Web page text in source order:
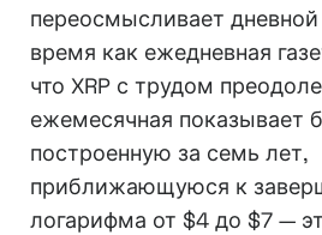
переосмысливает
время как ежедневная
что XRP с трудом
ежемесячная показывает
построенную за семь лет,
приближающуюся к
логарифма от $4 до $7 —